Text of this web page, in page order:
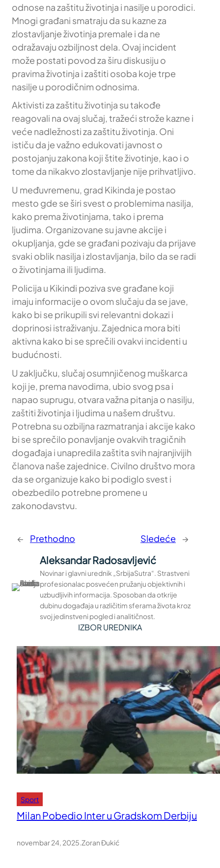
odnose na zaštitu životinja i nasilje u porodici.
Mnogi građani smatraju da su kazne za
zlostavljanje životinja premale i da ne
odražavaju ozbiljnost dela. Ovaj incident
može postati povod za širu diskusiju o
pravima životinja i zaštiti osoba koje trpe
nasilje u porodičnim odnosima.
Aktivisti za zaštitu životinja su takođe
reagovali na ovaj slučaj, tražeći strože kazne i
veće nadležnosti za zaštitu životinja. Oni
ističu da je važno edukovati javnost o
postojanju zakona koji štite životinje, kao i o
tome da nikakvo zlostavljanje nije prihvatljivo.
U međuvremenu, grad Kikinda je postao
mesto gde se širi svest o problemima nasilja,
kako prema životinjama, tako i prema
ljudima. Organizovane su javne akcije i
okupljanja, gde se građani pozivaju da prijave
svaki oblik nasilja i zlostavljanja, bilo da se radi
o životinjama ili ljudima.
Policija u Kikindi poziva sve građane koji
imaju informacije o ovom slučaju da se jave,
kako bi se prikupili svi relevantni dokazi i
doprinosi istraživanju. Zajednica mora biti
aktivna kako bi se sprečili ovakvi incidenti u
budućnosti.
U zaključku, slučaj osumnjičenog muškarca
koji je, prema navodima, ubio svog psa i
napao suprugu, otvara važna pitanja o nasilju,
zaštiti životinja i ljudima u našem društvu.
Potrebna su ozbiljna razmatranja i akcije kako
bi se sprečilo ponavljanje ovakvih tragičnih
događaja i unapredila zaštita svih najranjivijih
članova naše zajednice. Civilno društvo mora
da se organizuje kako bi podiglo svest i
obezbedilo potrebne promene u
zakonodavstvu.
← Prethodno Sledeće →
Aleksandar Radosavljević
Novinar i glavni urednik „SrbijaSutra“. Strastveni
profesionalac posvećen pružanju objektivnih i
uzbudljivih informacija. Sposoban da otkrije
dubinu događaja u različitim sferama života kroz
svoj jedinstveni pogled i analitičnost.
IZBOR UREDNIKA
Sport
Milan Pobedio Inter u Gradskom Derbiju
novembar 24, 2025 Zoran Đukić